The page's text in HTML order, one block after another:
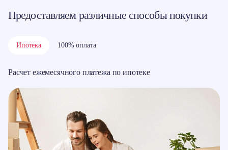
Предоставляем различные способы покупки
Ипотека 100% оплата
Расчет ежемесячного платежа по ипотеке